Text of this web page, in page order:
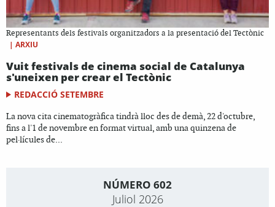
Representants dels festivals organitzadors a la presentació del Tectònic
| ARXIU
Vuit festivals de cinema social de Catalunya
s'uneixen per crear el Tectònic
REDACCIÓ SETEMBRE
La nova cita cinematogràfica tindrà lloc des de demà, 22 d'octubre,
fins a l'1 de novembre en format virtual, amb una quinzena de
pel·lícules de...
NÚMERO 602
Juliol 2026